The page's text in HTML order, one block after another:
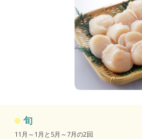
旬
11月～1月と5月～7月の2回